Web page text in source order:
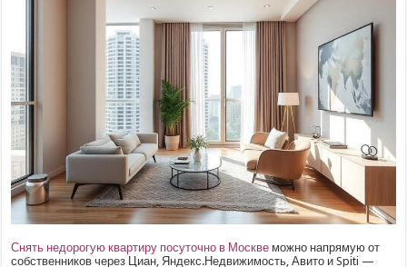
Снять недорогую квартиру посуточно в Москве можно напрямую от
собственников через Циан, Яндекс.Недвижимость, Авито и Spiti —